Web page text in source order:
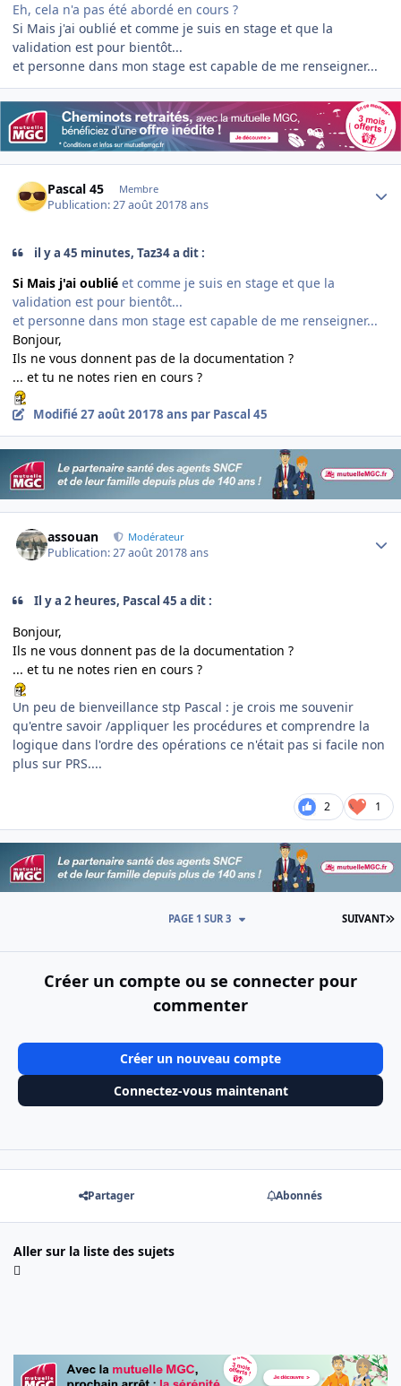
Eh, cela n'a pas été abordé en cours ?
Si Mais j'ai oublié et comme je suis en stage et que la
validation est pour bientôt...
et personne dans mon stage est capable de me renseigner...
Pascal 45 Membre
Publication:27 août 20178 ans
il y a 45 minutes, Taz34 a dit :
Si Mais j'ai oublié et comme je suis en stage et que la
validation est pour bientôt...
et personne dans mon stage est capable de me renseigner...
Bonjour,
Ils ne vous donnent pas de la documentation ?
... et tu ne notes rien en cours ?
Modifié27 août 20178 ans par Pascal 45
assouan Modérateur
Publication:27 août 20178 ans
Il y a 2 heures, Pascal 45 a dit :
Bonjour,
Ils ne vous donnent pas de la documentation ?
... et tu ne notes rien en cours ?
Un peu de bienveillance stp Pascal : je crois me souvenir
qu'entre savoir /appliquer les procédures et comprendre la
logique dans l'ordre des opérations ce n'était pas si facile non
plus sur PRS....
2 1
SUIVANT
PAGE 1 SUR 3
Créer un compte ou se connecter pour
commenter
Créer un nouveau compte
Connectez-vous maintenant
Partager Abonnés
Aller sur la liste des sujets